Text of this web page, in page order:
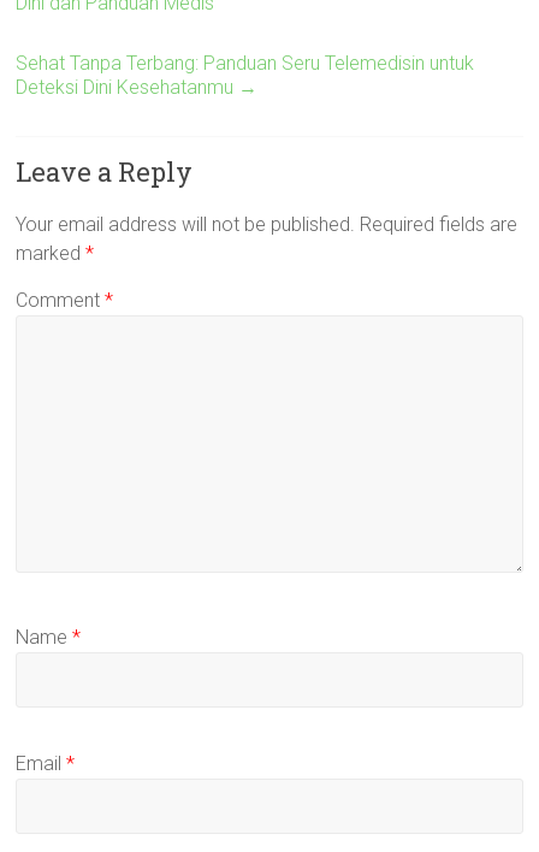
Sehat Tanpa Terbang: Panduan Seru Telemedisin untuk
Deteksi Dini Kesehatanmu →
Leave a Reply
Your email address will not be published. Required fields are
marked*
Comment*
Name*
Email*